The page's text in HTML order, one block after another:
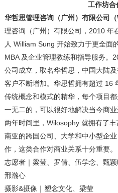
工作坊合
华哲思管理咨询（广州）有限公司（
理咨询（广州）有限公司，2010 年
人 William Sung 开始致力于更全面
MBA 及企业管理教练和指导服务。
公司成立，取名华哲思，中国大陆
客户不断增加。华思哲拥有超过 16
传统概念和模式的精华，每个项目
一无二的，可以很好地解决当今商
两年时间里，Wilosophy 就拥有了
南亚的跨国公司、大学和中小型企
作，这类合作对商业关系十分重要。
志愿者｜梁莹、罗倩、伍学念、甄
邢瀚心
摄影&摄像｜塑念文化、梁莹